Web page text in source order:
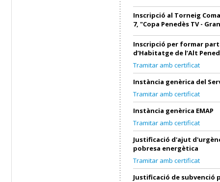
Inscripció al Torneig
7, "Copa Penedès TV -
Inscripció per formar part
d’Habitatge de l’Alt
Tramitar amb certificat
Instància genèrica del
Tramitar amb certificat
Instància genèrica EMAP
Tramitar amb certificat
Justificació d'ajut
pobresa energètica
Tramitar amb certificat
Justificació de subvenció